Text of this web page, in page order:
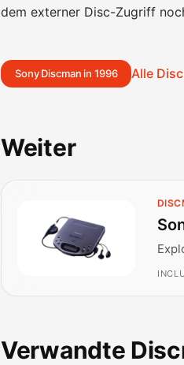
dem externer Disc-Zugriff
Sony Discman in 1996 Alle
Weiter
Verwandte